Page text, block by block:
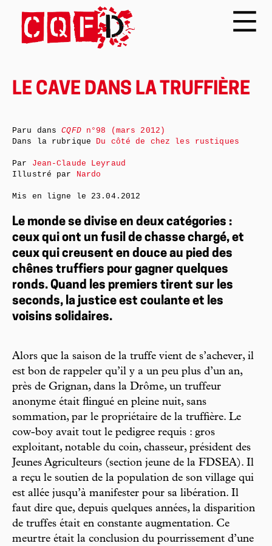
LE CAVE DANS LA TRUFFIÈRE
Le monde se divise en deux catégories :
ceux qui ont un fusil de chasse chargé, et
ceux qui creusent en douce au pied des
chênes truffiers pour gagner quelques
ronds. Quand les premiers tirent sur les
seconds, la justice est coulante et les
voisins solidaires.
Alors que la saison de la truffe vient de s’achever, il
est bon de rappeler qu’il y a un peu plus d’un an,
près de Grignan, dans la Drôme, un truffeur
anonyme était flingué en pleine nuit, sans
sommation, par le propriétaire de la truffière. Le
cow-boy avait tout le pedigree requis : gros
exploitant, notable du coin, chasseur, président des
Jeunes Agriculteurs (section jeune de la FDSEA). Il
a reçu le soutien de la population de son village qui
est allée jusqu’à manifester pour sa libération. Il
faut dire que, depuis quelques années, la disparition
de truffes était en constante augmentation. Ce
meurtre était la conclusion du pourrissement d’une
Paru dansCQFDn°98 (mars 2012)
Dans la rubrique Du côté de chez les rustiques
Par Jean-Claude Leyraud
Illustré par Nardo
Mis en ligne le 23.04.2012